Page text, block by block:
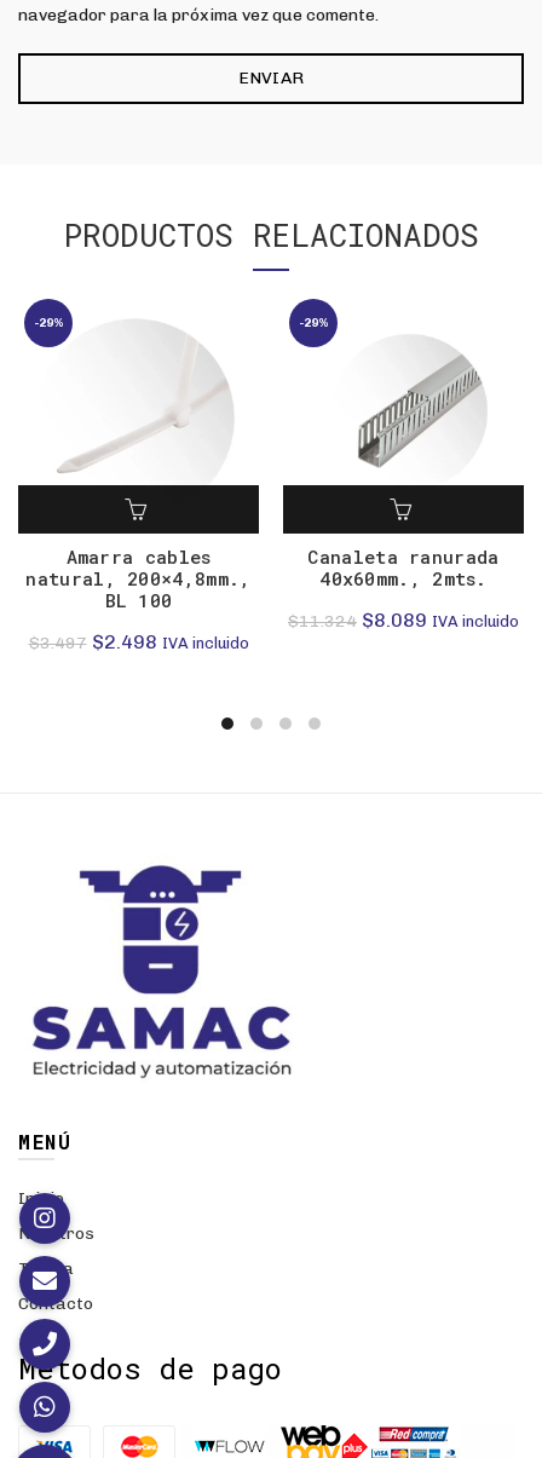
navegador para la próxima vez que comente.
PRODUCTOS RELACIONADOS
-29%
Amarra cables
natural, 200×4,8mm.,
BL 100
$3.497 El
$2.498ElIVA incluido
-29%
Canaleta ranurada
40x60mm., 2mts.
$11.324 El
$8.089 El
IVA incluido
MENÚ
Inicio
Nosotros
Tienda
Contacto
Métodos de pago